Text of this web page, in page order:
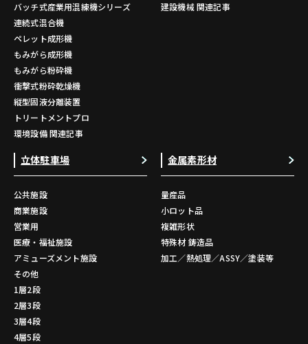
バッチ式産業用混練機シリーズ
連続式混合機
ペレット成形機
もみがら成形機
もみがら粉砕機
衝撃式粉砕乾燥機
縦型固液分離装置
トリートメントプロ
環境設備 関連記事
建設機械 関連記事
立体駐車場
公共施設
商業施設
営業用
医療・福祉施設
アミューズメント施設
その他
1層2段
2層3段
3層4段
4層5段
金属素形材
量産品
小ロット品
複雑形状
特殊材 鋳造品
加工／熱処理／ASSY／塗装等